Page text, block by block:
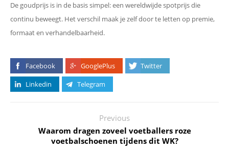
De goudprijs is in de basis simpel: een wereldwijde spotprijs die
continu beweegt. Het verschil maak je zelf door te letten op premie,
formaat en verhandelbaarheid.
Facebook GooglePlus
Twitter
Linkedin
Telegram
Previous
Waarom dragen zoveel voetballers roze
voetbalschoenen tijdens dit WK?